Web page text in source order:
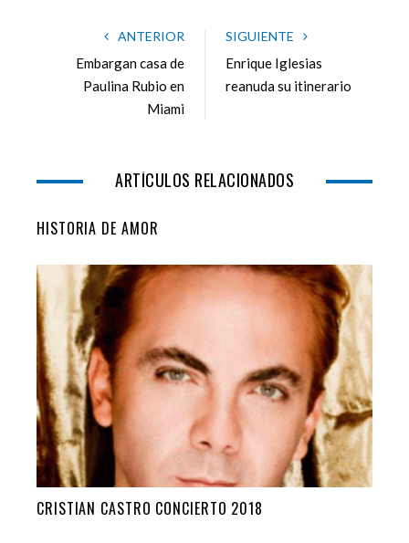
e
o
t
r
g
+
I
ANTERIOR
Embargan casa de
Paulina Rubio en
Miami
SIGUIENTE
Enrique Iglesias
reanuda su itinerario
ARTÍCULOS RELACIONADOS
HISTORIA DE AMOR
CRISTIAN CASTRO CONCIERTO 2018